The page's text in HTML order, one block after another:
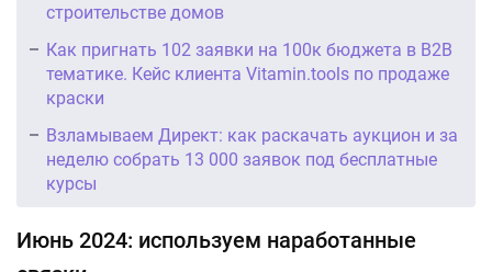
строительстве домов
Как пригнать 102 заявки на 100к бюджета в B2B
тематике. Кейс клиента Vitamin.tools по продаже
краски
Взламываем Директ: как раскачать аукцион и за
неделю собрать 13 000 заявок под бесплатные
курсы
Июнь 2024: используем наработанные